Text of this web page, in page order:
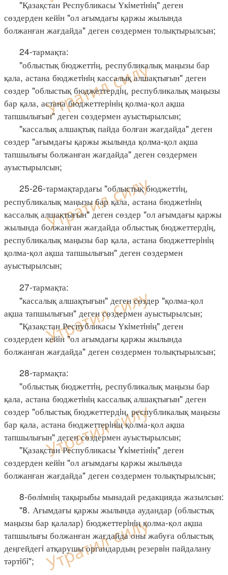
"Қазақстан Республикасы Үкiметiнiң" деген
сөздерден кейiн "ол ағымдағы қаржы жылында
болжанған жағдайда" деген сөздермен толықтырылсын;
24-тармақта:
"облыстық бюджеттiң, республикалық маңызы бар
қала, астана бюджетiнiң кассалық алшақтығын" деген
сөздер "облыстық бюджеттердiң, республикалық маңызы
бар қала, астана бюджеттерiнiң қолма-қол ақша
тапшылығын" деген сөздермен ауыстырылсын;
"кассалық алшақтық пайда болған жағдайда" деген
сөздер "ағымдағы қаржы жылында қолма-қол ақша
тапшылығы болжанған жағдайда" деген сөздермен
ауыстырылсын;
25-26-тармақтардағы "облыстық бюджеттiң,
республикалық маңызы бар қала, астана бюджетiнiң
кассалық алшақтығын" деген сөздер "ол ағымдағы қаржы
жылында болжанған жағдайда облыстық бюджеттердiң,
республикалық маңызы бар қала, астана бюджеттерiнiң
қолма-қол ақша тапшылығын" деген сөздермен
ауыстырылсын;
27-тармақта:
"кассалық алшақтығын" деген сөздер "қолма-қол
ақша тапшылығын" деген сөздермен ауыстырылсын;
"Қазақстан Республикасы Үкiметiнiң" деген
сөздерден кейiн "ол ағымдағы қаржы жылында
болжанған жағдайда" деген сөздермен толықтырылсын;
28-тармақта:
"облыстық бюджеттiң, республикалық маңызы бар
қала, астана бюджетiнiң кассалық алшақтығын" деген
сөздер "облыстық бюджеттердiң, республикалық маңызы
бар қала, астана бюджеттерiнiң қолма-қол ақша
тапшылығын" деген сөздермен ауыстырылсын;
"Қазақстан Республикасы Yкiметінiң" деген
сөздерден кейiн "ол ағымдағы қаржы жылында
болжанған жағдайда" деген сөздермен толықтырылсын;
8-бөлiмнiң тақырыбы мынадай редакцияда жазылсын:
"8. Ағымдағы қаржы жылында аудандар (облыстық
маңызы бар қалалар) бюджеттерiнiң қолма-қол ақша
тапшылығы болжанған жағдайда оны жабуға облыстық
деңгейдегi атқарушы органдардың резервiн пайдалану
тәртiбi";